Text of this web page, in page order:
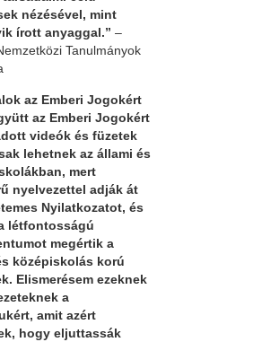
nézésével, mint
írott anyaggal.” –
Tanulmányok
az Emberi Jogokért
az Emberi Jogokért
videók és füzetek
lehetnek az állami és
mert
nyelvezettel adják át
Nyilatkozatot, és
létfontosságú
megértik a
középiskolás korú
Elismerésem ezeknek
a
amit azért
hogy eljuttassák